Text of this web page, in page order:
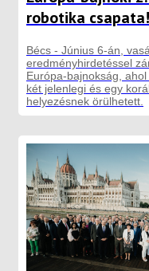
robotika csapata!
Bécs - Június 6-án,
eredményhirdetéssel
Európa-bajnokság,
két jelenlegi és egy
helyezésnek örülhetett.